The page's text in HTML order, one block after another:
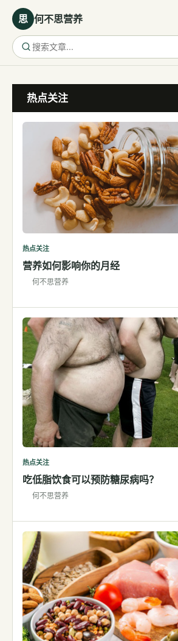
思 何不思营养
营养与饮食
保健食品
代谢健康
生殖健康
运动
睡眠
指标解读
体检与复查
医学百科
视频
视频博客
营养科普视频
热点关注
热点关注
营养如何影响你的月经
何不思营养
热点关注
吃低脂饮食可以预防糖尿病吗？
何不思营养